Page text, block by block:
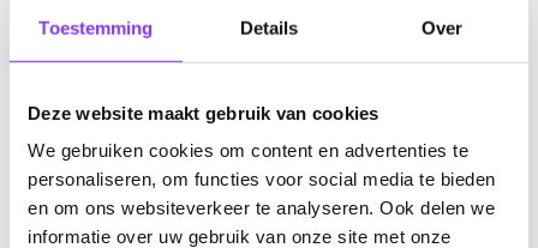
Toestemming Details Over
Deze website maakt gebruik van cookies
We gebruiken cookies om content en advertenties te
personaliseren, om functies voor social media te bieden
en om ons websiteverkeer te analyseren. Ook delen we
informatie over uw gebruik van onze site met onze
Caribisch gebied behoren tot bekroonde chef-koks en
koloniale geschiedenis: deze reis is perfect voor
willen ervaren dan alleen zon en zee.
€ 3.899,00 Prijs indicatie p.p.